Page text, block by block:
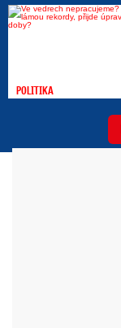
POLITIKA